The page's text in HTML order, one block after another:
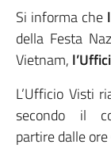
Si informa che
della Festa
Vietnam,
L’Ufficio Visti
secondo il
partire dalle